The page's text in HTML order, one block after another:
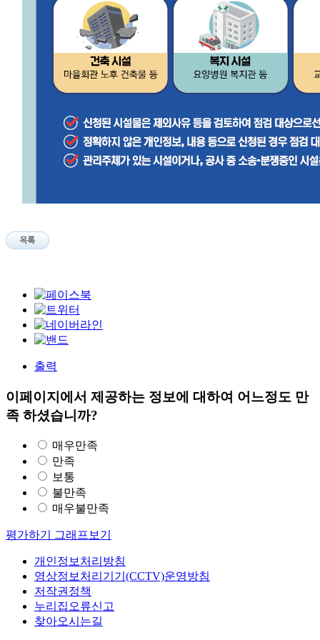
출력
이페이지에서 제공하는 정보에 대하여 어느정도 만
족 하셨습니까?
매우만족
만족
보통
불만족
매우불만족
평가하기 그래프보기
개인정보처리방침
영상정보처리기기(CCTV)운영방침
저작권정책
누리집오류신고
찾아오시는길